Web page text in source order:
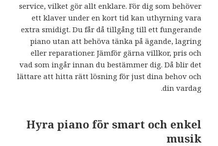
service, vilket gör allt enklare. För dig som behöver
ett klaver under en kort tid kan uthyrning vara
extra smidigt. Du får då tillgång till ett fungerande
piano utan att behöva tänka på ägande, lagring
eller reparationer. Jämför gärna villkor, pris och
vad som ingår innan du bestämmer dig. Då blir det
lättare att hitta rätt lösning för just dina behov och
din vardag.
Hyra piano för smart och enkel
musik